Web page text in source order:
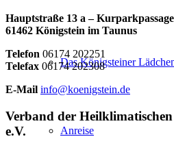
Das Königsteiner
Anreise
Hauptstraße 13 a – Kurparkpassage
61462 Königstein im Taunus
Telefon 06174 202251
Telefax 06174 202308
E-Mail info@koenigstein.de
Verband der
e.V.